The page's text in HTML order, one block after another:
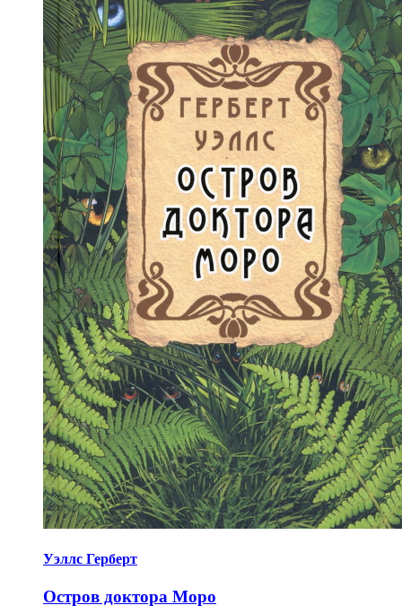
Уэллс Герберт
Остров доктора Моро